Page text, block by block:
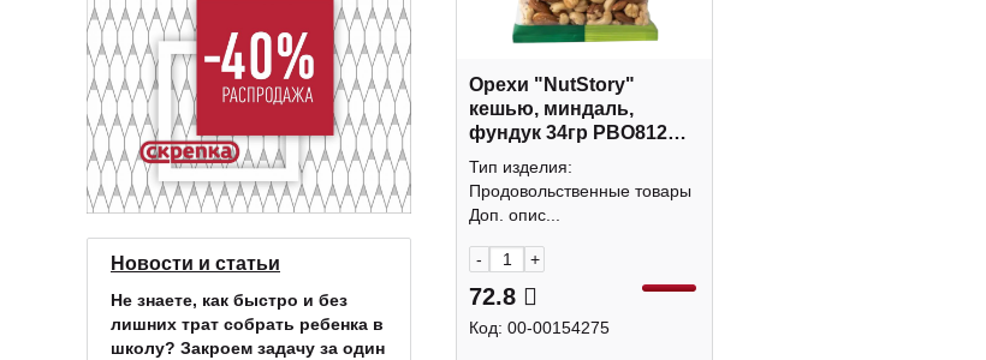
Новости и статьи
Не знаете, как быстро и без
лишних трат собрать ребенка в
школу? Закроем задачу за один
Орехи "NutStory"
кешью, миндаль,
фундук 34гр РВО812
КДВ
Тип изделия:
Продовольственные товары
Доп. опис...
- +
72.8
Код: 00-00154275